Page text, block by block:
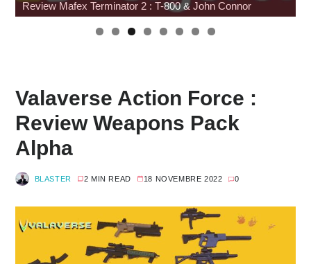
Valaverse Action Force :
Review Weapons Pack
Alpha
BLASTER 2 MIN READ 18 NOVEMBRE 2022 0